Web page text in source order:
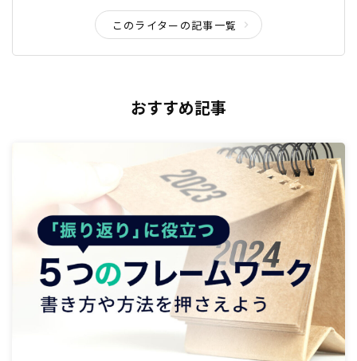
このライターの記事一覧
おすすめ記事